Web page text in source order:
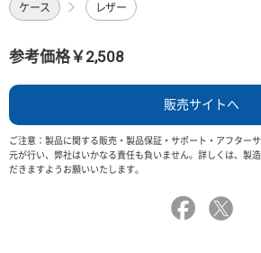
ケース レザー
参考価格￥2,508
販売サイトへ
ご注意：製品に関する販売・製品保証・サポート・アフター
元が行い、弊社はいかなる責任も負いません。詳しくは、製
だきますようお願いいたします。